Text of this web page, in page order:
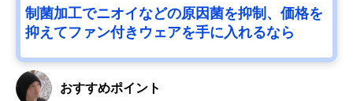
制菌加工でニオイなどの原因菌を抑制、価格を
抑えてファン付きウェアを手に入れるなら
おすすめポイント